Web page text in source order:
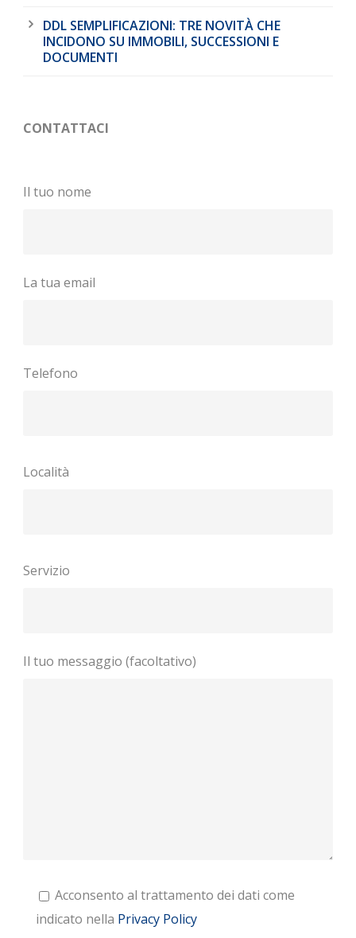
DDL SEMPLIFICAZIONI: TRE NOVITÀ CHE
INCIDONO SU IMMOBILI, SUCCESSIONI E
DOCUMENTI
CONTATTACI
Il tuo nome
La tua email
Telefono
Località
Servizio
Il tuo messaggio (facoltativo)
Acconsento al trattamento dei dati come
indicato nella Privacy Policy